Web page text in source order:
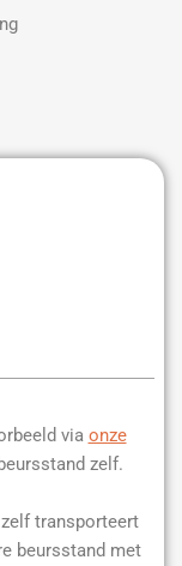
via onze
zelf.
transporteert
beursstand met